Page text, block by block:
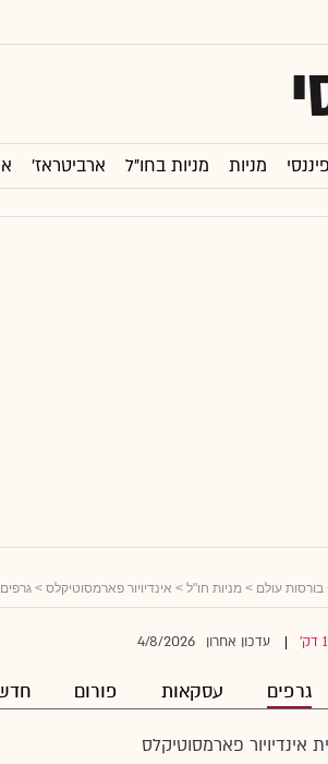
מניות מניות בחו"ל ארביטראז'
בורסות עולם > מניות חו"ל > אינדיויור פארמסוטיקלס > גרפים
עדכון אחרון 4/8/2026
גרפים עסקאות פורום
אינדיויור פארמסוטיקלס